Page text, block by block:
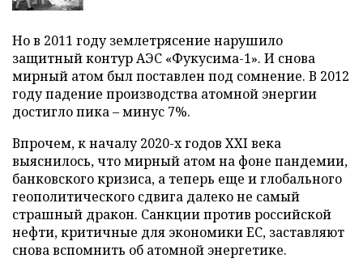
Но в 2011 году землетрясение нарушило
защитный контур АЭС «Фукусима-1». И снова
мирный атом был поставлен под сомнение. В 2012
году падение производства атомной энергии
достигло пика – минус 7%.
Впрочем, к началу 2020-х годов XXI века
выяснилось, что мирный атом на фоне пандемии,
банковского кризиса, а теперь еще и глобального
геополитического сдвига далеко не самый
страшный дракон. Санкции против российской
нефти, критичные для экономики ЕС, заставляют
снова вспомнить об атомной энергетике.